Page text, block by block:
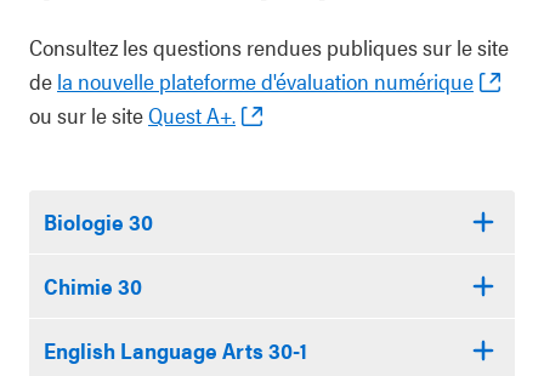
Consultez les questions rendues publiques sur le site
de la nouvelle plateforme d'évaluation numérique
ou sur le siteQuest A+.
Biologie 30
Chimie 30
English Language Arts 30-1